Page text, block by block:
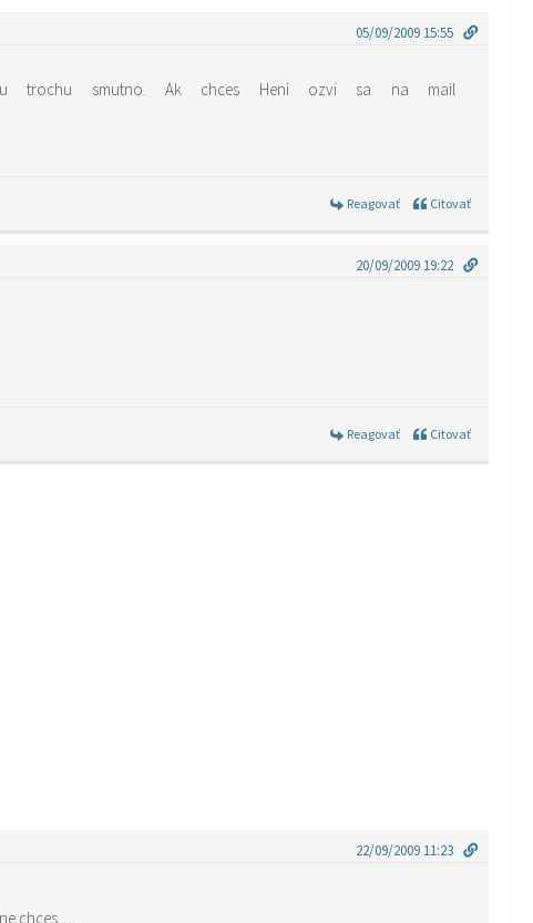
05/09/2009 15:55
trochu smutno. Ak chces Heni ozvi sa na mail
Reagovať Citovať
20/09/2009 19:22
Reagovať Citovať
22/09/2009 11:23
chces….